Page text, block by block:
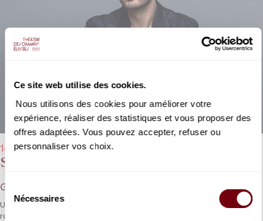
Ce site web utilise des cookies.
Nous utilisons des cookies pour améliorer votre
expérience, réaliser des statistiques et vous proposer des
offres adaptées. Vous pouvez accepter, refuser ou
personnaliser vos choix.
Sélection
du
consentement
Nécessaires
Stabat Mater
16/06/2026 - 20h00
Giovanni Battista Pergolesi
Un « tube » et une légende du baroque italien honoré par un duo
rompu à ce répertoire exigeant.